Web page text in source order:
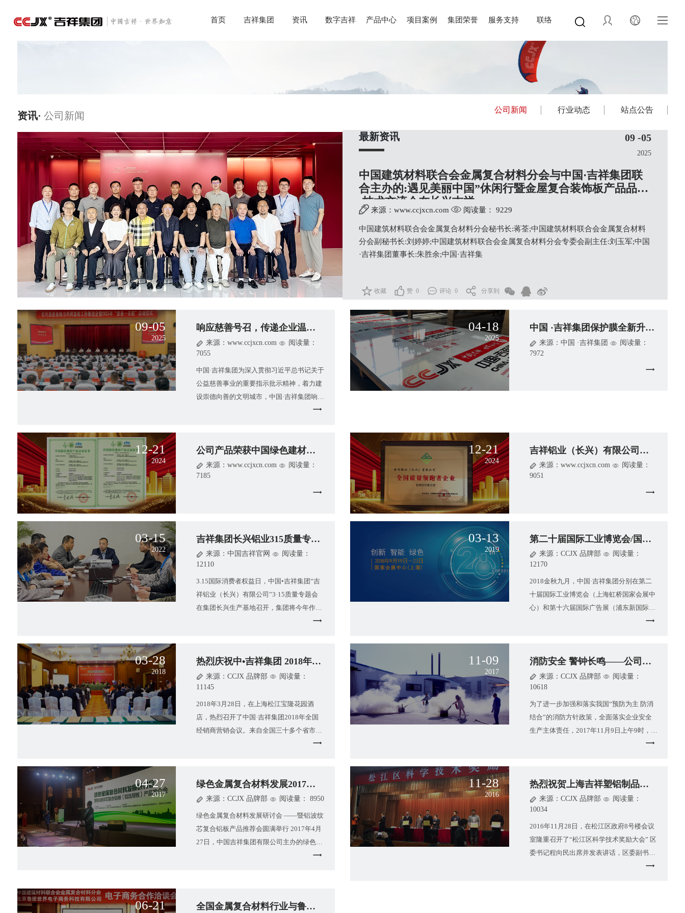
首页 吉祥集团 资讯 数字吉祥 产品中心 项目案例 集团荣誉 服务支持 联络
资讯· 公司新闻
公司新闻 行业动态 站点公告
最新资讯 09 -05
2025
中国建筑材料联合会金属复合材料分会与中国·吉祥集团联
合主办的:遇见美丽中国”休闲行暨金屋复合装饰板产品品鉴
·技术交流会在长兴吉祥
来源：www.ccjxcn.com 阅读量： 9229
中国建筑材料联合会金属复合材料分会秘书长:蒋荃;中国建筑材料联合会金属复合材料
分会副秘书长:刘婷婷;中国建筑材料联合会金属复合材料分会专委会副主任:刘玉军;中国
·吉祥集团董事长:朱胜余;中国·吉祥集
收藏 赞 0 评论 0 分享到
09-05
2025
响应慈善号召，传递企业温暖 —— 中国
来源：www.ccjxcn.com
阅读量：
7055
中国·吉祥集团为深入贯彻习近平总书记关于
公益慈善事业的重要指示批示精神，着力建
设崇德向善的文明城市，中国·吉祥集团响应
党的二十大报告号召，积极参与公益慈善
04-18
2025
中国 ·吉祥集团保护膜全新升级--橡胶
来源：中国 ·吉祥集团
阅读量：
7972
12-21
2024
公司产品荣获中国绿色建材认证
来源：www.ccjxcn.com
阅读量：
7185
12-21
2024
吉祥铝业（长兴）有限公司荣获中国
来源：www.ccjxcn.com
阅读量：
9051
03-15
2022
吉祥集团长兴铝业315质量专题会
来源：中国吉祥官网
阅读量：
12110
3.15国际消费者权益日，中国•吉祥集团“吉
祥铝业（长兴）有限公司”3·15质量专题会
在集团长兴生产基地召开，集团将今年作
03-13
2019
第二十届国际工业博览会/国际广告展
来源：CCJX 品牌部
阅读量：
12170
2018金秋九月，中国·吉祥集团分别在第二
十届国际工业博览会（上海虹桥国家会展中
心）和第十六届国际广告展（浦东新国际博
览中心）同时并举，携最新研发的铝波纹
03-28
2018
热烈庆祝中•吉祥集团 2018年全国经
来源：CCJX 品牌部
阅读量：
11145
2018年3月28日，在上海松江宝隆花园酒
店，热烈召开了中国·吉祥集团2018年全国
经销商营销会议。来自全国三十多个省市的
11-09
2017
消防安全 警钟长鸣——公司开展11.9
来源：CCJX 品牌部
阅读量：
10618
为了进一步加强和落实我国“预防为主 防消
结合”的消防方针政策，全面落实企业安全
生产主体责任，2017年11月9日上午9时，中
04-27
2017
绿色金属复合材料发展2017研讨会 —
来源：CCJX 品牌部 阅读量： 8950
绿色金属复合材料发展研讨会 ——暨铝波纹
芯复合铝板产品推荐会圆满举行 2017年4月
27日，中国吉祥集团有限公司主办的绿色金
11-28
2016
热烈祝贺上海吉祥塑铝制品有限公司
来源：CCJX 品牌部
阅读量：
10034
2016年11月28日，在松江区政府8号楼会议
室隆重召开了“松江区科学技术奖励大会” 区
委书记程向民出席并发表讲话，区委副书
06-21 全国金属复合材料行业与鲁班世界电商合作